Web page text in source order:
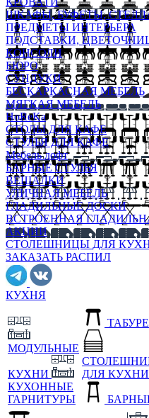
ШКАФЫ, БУФЕТЫ,
ПРЕДМЕТЫ ИНТЕРЬЕРА
ПОДСТАВКИ,
КОНСОЛИ
БЮРО
СУНДУКИ
БЕСКАРКАСНАЯ МЕБЕЛЬ
МЯГКАЯ МЕБЕЛЬ
HoReKa
СТОЛЫ ДЛЯ КАФЕ
СТУЛЬЯ ДЛЯ КАФЕ
Мебель лофт
БАРНЫЕ СТУЛЬЯ
ВЕШАЛКИ
УЛИЧНАЯ МЕБЕЛЬ
ГЛАДИЛЬНЫЕ ДОСКИ
ВСТРОЕННАЯ
АКЦИИ
СТОЛЕШНИЦЫ ДЛЯ
ЗАКАЗАТЬ РАСПИЛ
КУХНЯ
МОДУЛЬНЫЕ
КУХНИ
КУХОННЫЕ
ГАРНИТУРЫ
ДЛЯ КУХНИ